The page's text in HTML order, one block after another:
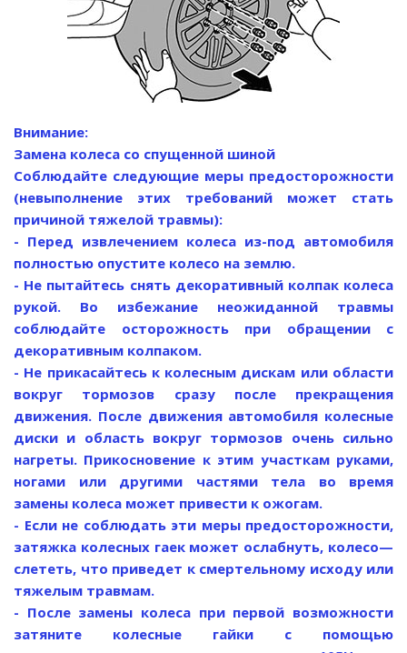
Внимание:
Замена колеса со спущенной шиной
Соблюдайте следующие меры предосторожности
(невыполнение этих требований может стать
причиной тяжелой травмы):
- Перед извлечением колеса из-под автомобиля
полностью опустите колесо на землю.
- Не пытайтесь снять декоративный колпак колеса
рукой. Во избежание неожиданной травмы
соблюдайте осторожность при обращении с
декоративным колпаком.
- Не прикасайтесь к колесным дискам или области
вокруг тормозов сразу после прекращения
движения. После движения автомобиля колесные
диски и область вокруг тормозов очень сильно
нагреты. Прикосновение к этим участкам руками,
ногами или другими частями тела во время
замены колеса может привести к ожогам.
- Если не соблюдать эти меры предосторожности,
затяжка колесных гаек может ослабнуть, колесо—
слететь, что приведет к смертельному исходу или
тяжелым травмам.
- После замены колеса при первой возможности
затяните колесные гайки с помощью